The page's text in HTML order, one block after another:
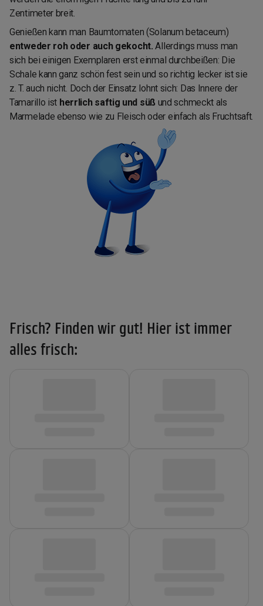
Zentimeter breit.
Genießen kann man Baumtomaten (Solanum betaceum)
entweder roh oder auch gekocht.Allerdings muss man
sich bei einigen Exemplaren erst einmal durchbeißen: Die
Schale kann ganz schön fest sein und so richtig lecker ist sie
z. T. auch nicht. Doch der Einsatz lohnt sich: Das Innere der
Tamarillo ist herrlich saftig und süßund schmeckt als
Marmelade ebenso wie zu Fleisch oder einfach als Fruchtsaft.
Frisch? Finden wir gut! Hier ist immer
alles frisch: